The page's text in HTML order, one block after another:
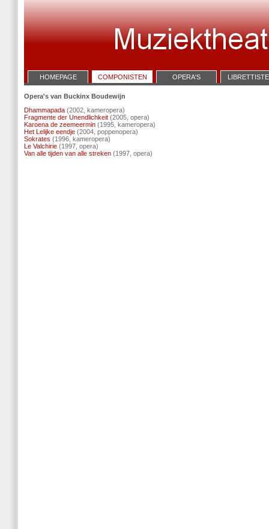
HOMEPAGE COMPONISTEN OPERA'S
Opera's van Buckinx Boudewijn
Dhammapada (2002, kameropera)
Fragmente der Unendlichkeit (2005, opera)
Karoena de zeemeermin (1995, kameropera)
Het Lelijke eendje (2004, poppenopera)
Sokrates (1996, kameropera)
Le Valchirie (1997, opera)
Van alle tijden van alle streken (1997, opera)